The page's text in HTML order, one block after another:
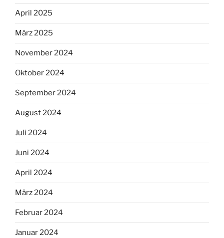
April 2025
März 2025
November 2024
Oktober 2024
September 2024
August 2024
Juli 2024
Juni 2024
April 2024
März 2024
Februar 2024
Januar 2024